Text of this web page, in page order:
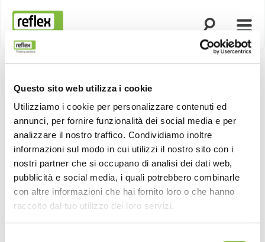
Questo sito web utilizza i cookie
Utilizziamo i cookie per personalizzare contenuti ed
annunci, per fornire funzionalità dei social media e per
analizzare il nostro traffico. Condividiamo inoltre
informazioni sul modo in cui utilizzi il nostro sito con i
nostri partner che si occupano di analisi dei dati web,
pubblicità e social media, i quali potrebbero combinarle
con altre informazioni che hai fornito loro o che hanno
raccolto dal tuo utilizzo dei loro servizi.
Homepage
Apri la ricerca
Apri